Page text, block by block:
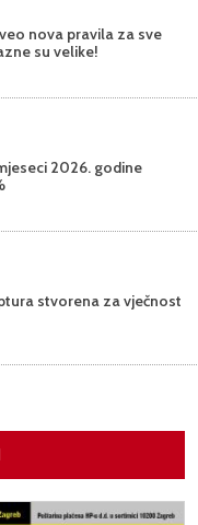
nova pravila za sve
su velike!
2026. godine
stvorena za vječnost